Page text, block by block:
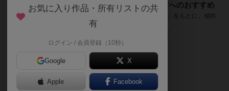
『バロニィ：スペシャルボックス』が好きな方へのおすすめ
このゲームのトップページで投票された「プレイ感の評価」をもとに、傾向
が近いボードゲームをランキング形式で紹介します。
お気に入り作品・所有リストの共
有
ログイン / 会員登録（10秒）
Google X
Apple Facebook